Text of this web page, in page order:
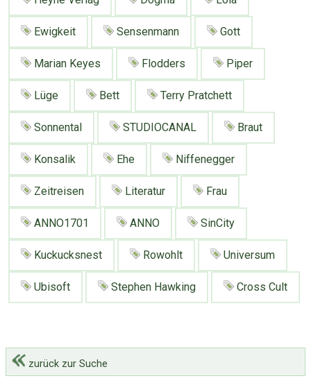
Ewigkeit Sensenmann Gott
Marian Keyes Flodders Piper
Lüge Bett Terry Pratchett
Sonnental STUDIOCANAL Braut
Konsalik Ehe Niffenegger
Zeitreisen Literatur Frau
ANNO1701 ANNO SinCity
Kuckucksnest Rowohlt Universum
Ubisoft Stephen Hawking Cross Cult
zurück zur Suche